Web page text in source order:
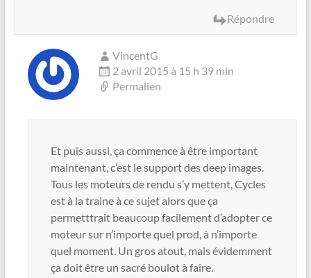
Répondre
VincentG
2 avril 2015 à 15 h 39 min
Permalien
Et puis aussi, ça commence à être important
maintenant, c’est le support des deep images.
Tous les moteurs de rendu s’y mettent, Cycles
est à la traine à ce sujet alors que ça
permetttrait beaucoup facilement d’adopter ce
moteur sur n’importe quel prod, à n’importe
quel moment. Un gros atout, mais évidemment
ça doit être un sacré boulot à faire.